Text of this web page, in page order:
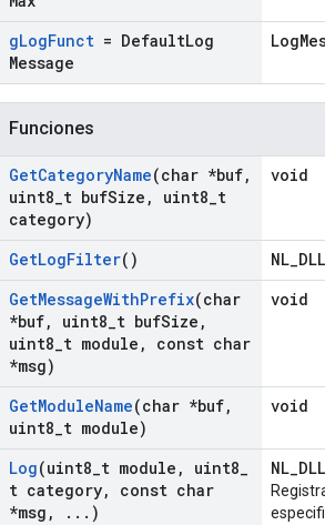
gLogFunct = DefaultLog
Message
Funciones
GetCategoryName(char *buf,
uint8 t bufSize , uint8 t
category)
void
GetLogFilter()
GetMessageWithPrefix(char
*buf, uint8 t bufSize ,
uint8 t module ,
const char
*msg)
void
GetModuleName(char *buf,
uint8 t module)
void
Log(uint8 t module , uint8
t category,
const char
*msg , . . . )